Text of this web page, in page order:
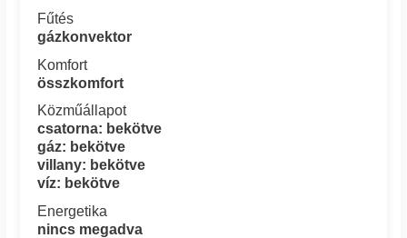
Fűtés
gázkonvektor
Komfort
összkomfort
Közműállapot
csatorna: bekötve
gáz: bekötve
villany: bekötve
víz: bekötve
Energetika
nincs megadva